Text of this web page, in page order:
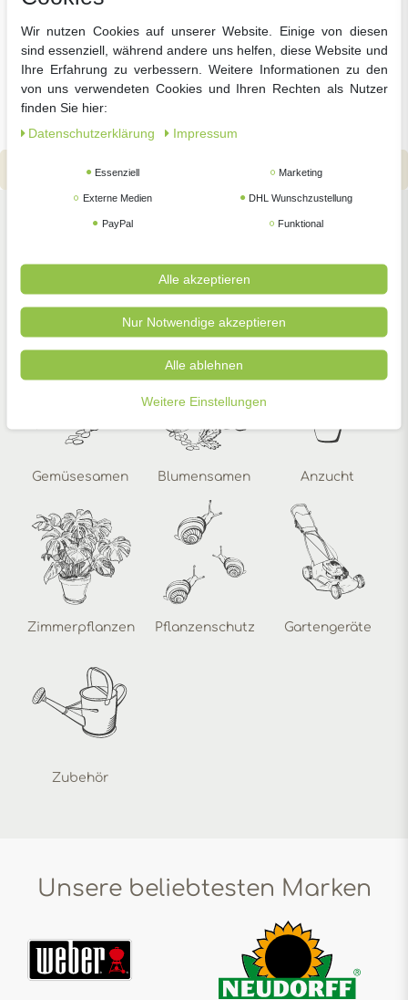
Fiskars PowerGear II Bypass-Getriebeastschere L72
49, 99 € *
Kategorien
Jetzt die wichtigsten Dinge für Ihren Garten in
Gemüsesamen Blumensamen Anzucht
Zimmerpflanzen Pflanzenschutz Gartengeräte
Zubehör
Unsere beliebtesten Marken
Wir nutzen Cookies auf unserer Website. Einige von diesen
sind essenziell, während andere uns helfen, diese Website und
Ihre Erfahrung zu verbessern. Weitere Informationen zu den
von uns verwendeten Cookies und Ihren Rechten als Nutzer
finden Sie hier:
Daten­schutz­erklärung
Impressum
Essenziell Marketing
Externe Medien DHL Wunschzustellung
PayPal Funktional
Alle akzeptieren
Nur Notwendige akzeptieren
Alle ablehnen
Weitere Einstellungen